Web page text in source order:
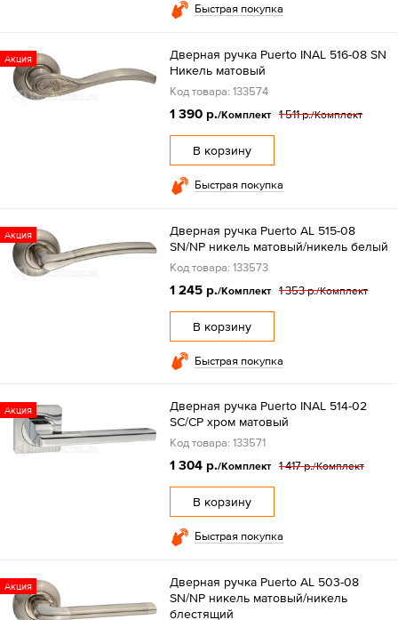
Быстрая покупка
Акция
Дверная ручка Puerto INAL 516-08 SN
Никель матовый
Код товара: 133574
1 390 р./Комплект 1 511 р./Комплект
В корзину
Быстрая покупка
Акция
Дверная ручка Puerto AL 515-08
SN/NP никель матовый/никель белый
Код товара: 133573
1 245 р./Комплект 1 353 р./Комплект
В корзину
Быстрая покупка
Акция
Дверная ручка Puerto INAL 514-02
SC/CP хром матовый
Код товара: 133571
1 304 р./Комплект 1 417 р./Комплект
В корзину
Быстрая покупка
Акция
Дверная ручка Puerto AL 503-08
SN/NP никель матовый/никель
блестящий